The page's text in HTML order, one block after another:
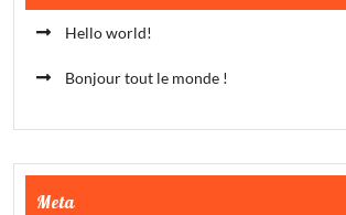
Hello world!
Bonjour tout le monde !
Meta